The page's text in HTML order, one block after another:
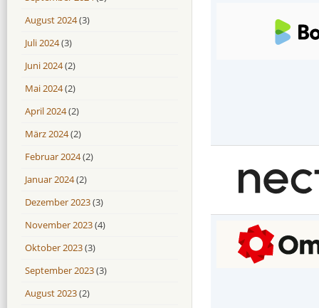
August 2024(3)
Juli 2024(3)
Juni 2024(2)
Mai 2024(2)
April 2024(2)
März 2024(2)
Februar 2024(2)
Januar 2024(2)
Dezember 2023(3)
November 2023(4)
Oktober 2023(3)
September 2023(3)
August 2023(2)